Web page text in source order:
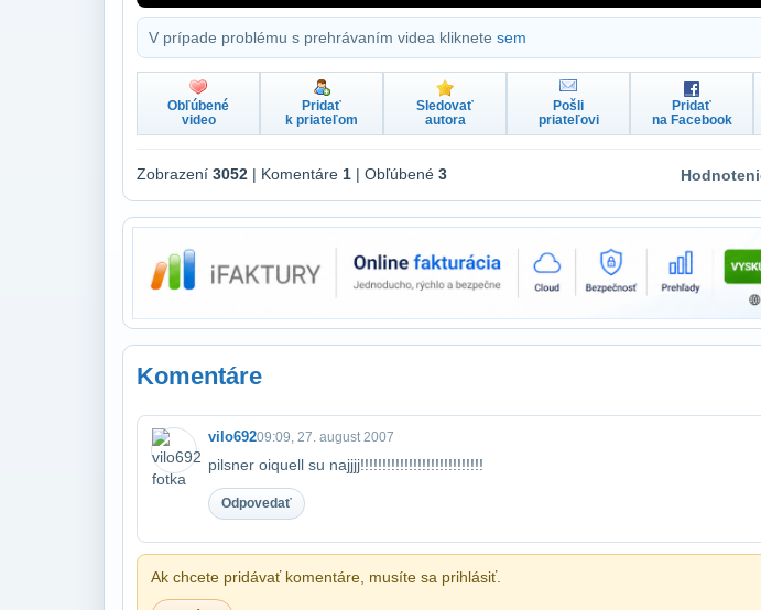
V prípade problému s prehrávaním videa kliknete sem
Obľúbené
video
Pridať
k priateľom
Sledovať
autora
Pošli
priateľovi
Pridať
na Facebook
Zobrazení 3052 | Komentáre 1 | Obľúbené 3
Komentáre
vilo69209:09, 27. august 2007
pilsner oiquell su najjjj!!!!!!!!!!!!!!!!!!!!!!!!!!!!
Odpovedať
Ak chcete pridávať komentáre, musíte sa prihlásiť.